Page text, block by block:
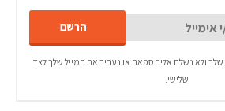
ולא נשלח אליך ספאם או נעביר את המייל שלך לצד
שלישי.